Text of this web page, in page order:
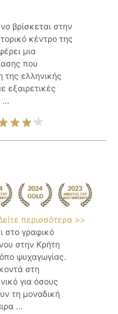
βρίσκεται στην
κέντρο της
μια
που
της ελληνικής
εξαιρετικές
...
περισσότερα >>
στο γραφικό
στην Κρήτη
ψυχαγωγίας.
στη
για όσους
τη μοναδική
...